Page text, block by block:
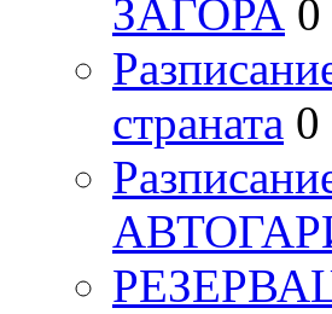
ЗАГОРА 0
страната 0